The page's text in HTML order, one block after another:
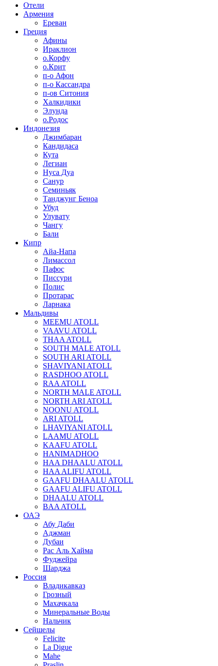
Отели
Армения
Ереван
Греция
Афины
Ираклион
о.Корфу
о.Крит
п-о Афон
п-о Кассандра
п-ов Ситония
Халкидики
Элунда
о.Родос
Индонезия
Джимбаран
Кандидаса
Кута
Легиан
Нуса Дуа
Санур
Семиньяк
Танджунг Беноа
Убуд
Улувату
Чангу
Бали
Кипр
Айа-Напа
Лимассол
Пафос
Писсури
Полис
Протарас
Ларнака
Мальдивы
MEEMU ATOLL
VAAVU ATOLL
THAA ATOLL
SOUTH MALE ATOLL
SOUTH ARI ATOLL
SHAVIYANI ATOLL
RASDHOO ATOLL
RAA ATOLL
NORTH MALE ATOLL
NORTH ARI ATOLL
NOONU ATOLL
ARI ATOLL
LHAVIYANI ATOLL
LAAMU ATOLL
KAAFU ATOLL
HANIMADHOO
HAA DHAALU ATOLL
HAA ALIFU ATOLL
GAAFU DHAALU ATOLL
GAAFU ALIFU ATOLL
DHAALU ATOLL
BAA ATOLL
ОАЭ
Абу Даби
Аджман
Дубаи
Рас Аль Хайма
Фуджейра
Шарджа
Россия
Владикавказ
Грозный
Махачкала
Минеральные Воды
Нальчик
Сейшелы
Felicite
La Digue
Mahe